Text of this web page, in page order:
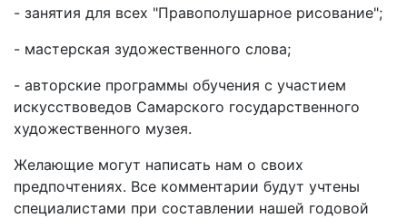
- занятия для всех "Правополушарное рисование";
- мастерская зудожественного слова;
- авторские программы обучения с участием
искусствоведов Самарского государственного
художественного музея.
Желающие могут написать нам о своих
предпочтениях. Все комментарии будут учтены
специалистами при составлении нашей годовой